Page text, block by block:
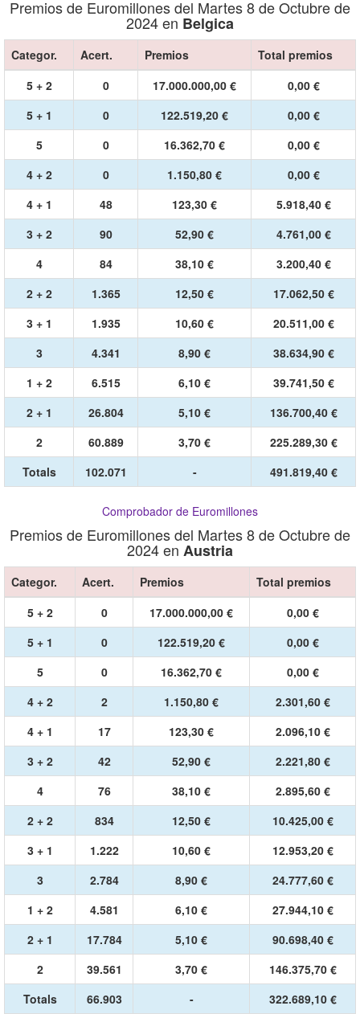
Premios de Euromillones del Martes 8 de Octubre de
2024 en Belgica
Categor. Acert. Premios
Total premios
5 + 2
0 17.000.000,00 €
0,00 €
5 + 1
0 122.519,20 €
0,00 €
5
0 16.362,70 €
0,00 €
4 + 2
0 1.150,80 €
0,00 €
4 + 1
48 123,30 €
5.918,40 €
3 + 2
90 52,90 €
4.761,00 €
4
84 38,10 €
3.200,40 €
2 + 2
1.365 12,50 €
17.062,50 €
3 + 1
1.935 10,60 €
20.511,00 €
3
4.341 8,90 €
38.634,90 €
1 + 2
6.515 6,10 €
39.741,50 €
2 + 1
26.804 5,10 €
136.700,40 €
2
60.889 3,70 €
225.289,30 €
Totals
102.071 - 491.819,40 €
Comprobador de Euromillones
Premios de Euromillones del Martes 8 de Octubre de
2024 en Austria
Categor. Acert. Premios
Total premios
5 + 2
0 17.000.000,00 €
0,00 €
5 + 1
0 122.519,20 €
0,00 €
5
0 16.362,70 €
0,00 €
4 + 2
2 1.150,80 €
2.301,60 €
4 + 1
17 123,30 €
2.096,10 €
3 + 2
42 52,90 €
2.221,80 €
4
76 38,10 €
2.895,60 €
2 + 2
834 12,50 €
10.425,00 €
3 + 1
1.222 10,60 €
12.953,20 €
3
2.784 8,90 €
24.777,60 €
1 + 2
4.581 6,10 €
27.944,10 €
2 + 1
17.784 5,10 €
90.698,40 €
2
39.561 3,70 €
146.375,70 €
Totals
66.903 - 322.689,10 €